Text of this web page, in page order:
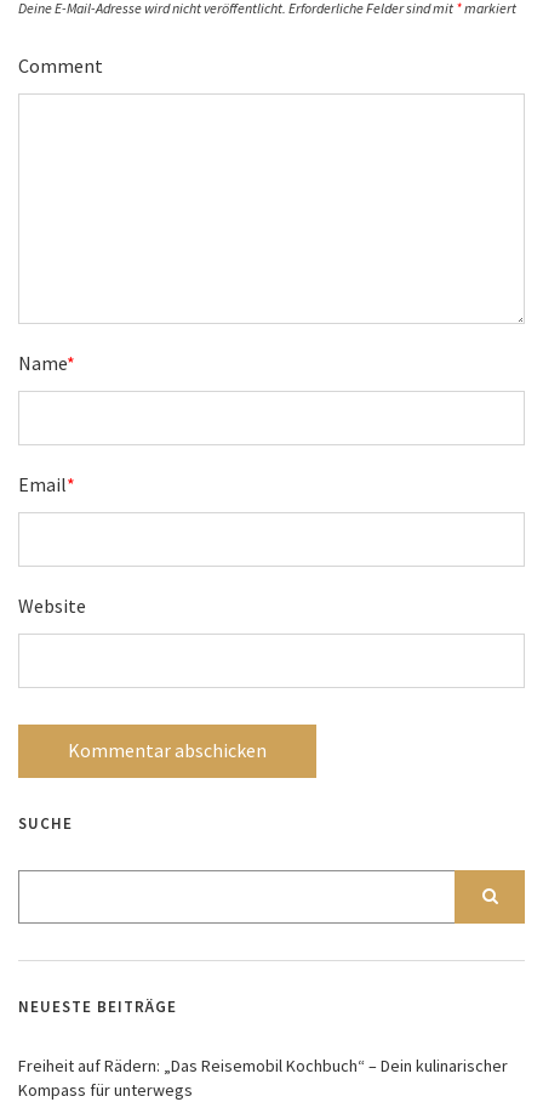
Deine E-Mail-Adresse wird nicht veröffentlicht. Erforderliche Felder sind mit *markiert
Comment
Name*
Email*
Website
SUCHE
NEUESTE BEITRÄGE
Freiheit auf Rädern: „Das Reisemobil Kochbuch“ – Dein kulinarischer
Kompass für unterwegs